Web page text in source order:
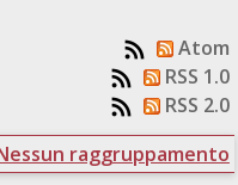
Atom
RSS 1.0
RSS 2.0
raggruppamento